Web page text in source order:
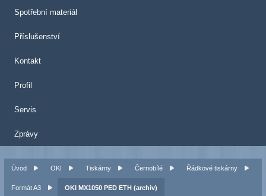
Spotřební materiál
Příslušenství
Kontakt
Profil
Servis
Zprávy
Úvod OKI Tiskárny Černobílé Řádkové tiskárny
Formát A3 OKI MX1050 PED ETH (archiv)